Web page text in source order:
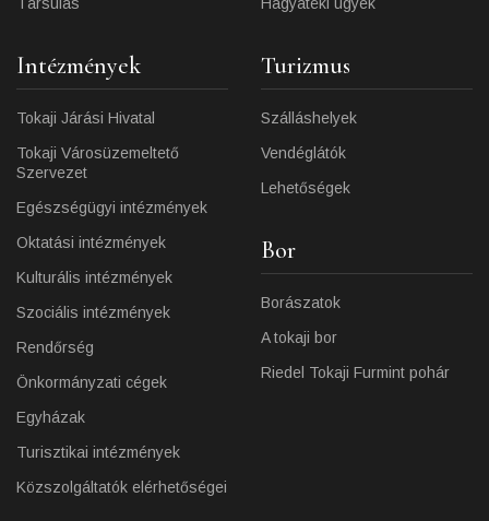
Társulás
Hagyatéki ügyek
Intézmények
Tokaji Járási Hivatal
Tokaji Városüzemeltető
Szervezet
Egészségügyi intézmények
Oktatási intézmények
Kulturális intézmények
Szociális intézmények
Rendőrség
Önkormányzati cégek
Egyházak
Turisztikai intézmények
Közszolgáltatók elérhetőségei
Turizmus
Szálláshelyek
Vendéglátók
Lehetőségek
Bor
Borászatok
A tokaji bor
Riedel Tokaji Furmint pohár